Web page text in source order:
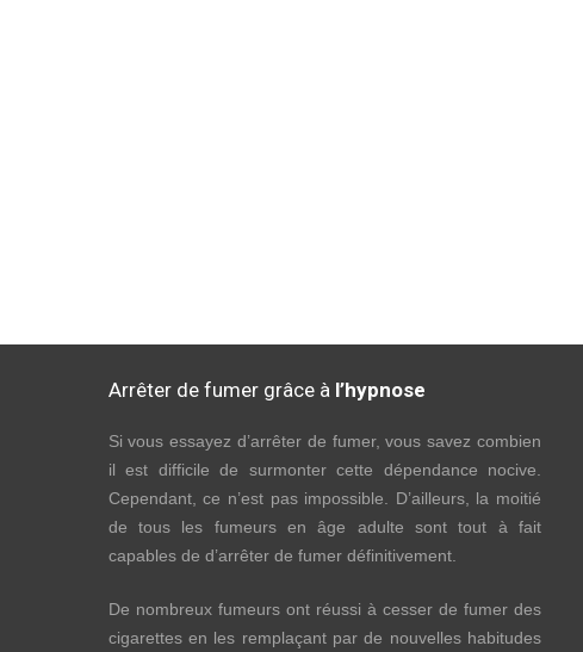
Arrêter de fumer grâce à l’hypnose
Si vous essayez d’arrêter de fumer, vous savez combien
il est difficile de surmonter cette dépendance nocive.
Cependant, ce n’est pas impossible. D’ailleurs, la moitié
de tous les fumeurs en âge adulte sont tout à fait
capables de d’arrêter de fumer définitivement.
De nombreux fumeurs ont réussi à cesser de fumer des
cigarettes en les remplaçant par de nouvelles habitudes